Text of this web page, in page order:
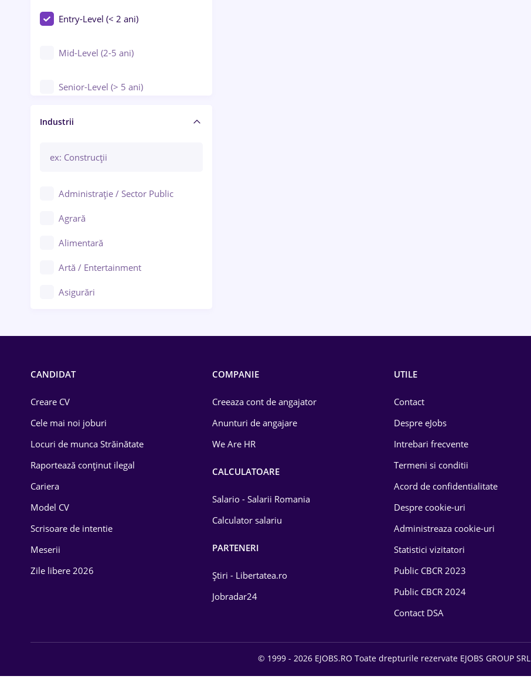
Entry-Level (< 2 ani)
Mid-Level (2-5 ani)
Senior-Level (> 5 ani)
Manager / Executiv
Industrii
Administrație / Sector Public
Agrară
Alimentară
Artă / Entertainment
Asigurări
Drept
Educație / Training
Energetică
Farma
CANDIDAT
Creare CV
Cele mai noi joburi
Locuri de munca Străinătate
Raportează conținut ilegal
Cariera
Model CV
Scrisoare de intentie
Meserii
Zile libere 2026
COMPANIE
Creeaza cont de angajator
Anunturi de angajare
We Are HR
CALCULATOARE
Salario - Salarii Romania
Calculator salariu
PARTENERI
Știri - Libertatea.ro
Jobradar24
UTILE
Contact
Despre eJobs
Intrebari frecvente
Termeni si conditii
Acord de confidentialitate
Despre cookie-uri
Administreaza cookie-uri
Statistici vizitatori
Public CBCR 2023
Public CBCR 2024
Contact DSA
© 1999 - 2026 EJOBS.RO Toate drepturile rezervate EJOBS GROUP SRL